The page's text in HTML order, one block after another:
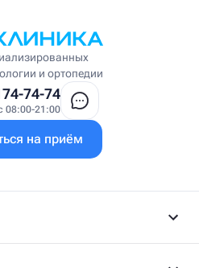
и ортопедии
74-74
08:00-21:00
на приём